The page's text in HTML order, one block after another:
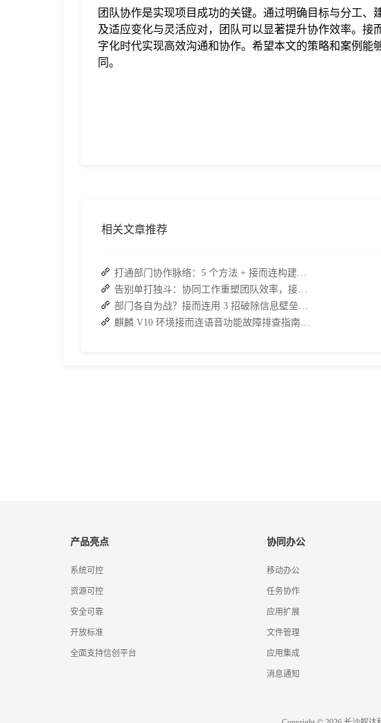
团队协作是实现项目成功的关键。通过明确目标与分工
及适应变化与灵活应对，团队可以显著提升协作效率。
字化时代实现高效沟通和协作。希望本文的策略和案例
同。
相关文章推荐
产品亮点
系统可控
资源可控
安全可靠
开放标准
全面支持信创平台
协同办公
移动办公
任务协作
应用扩展
文件管理
应用集成
消息通知